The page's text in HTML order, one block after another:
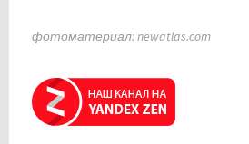
фотоматериал: newatlas.com